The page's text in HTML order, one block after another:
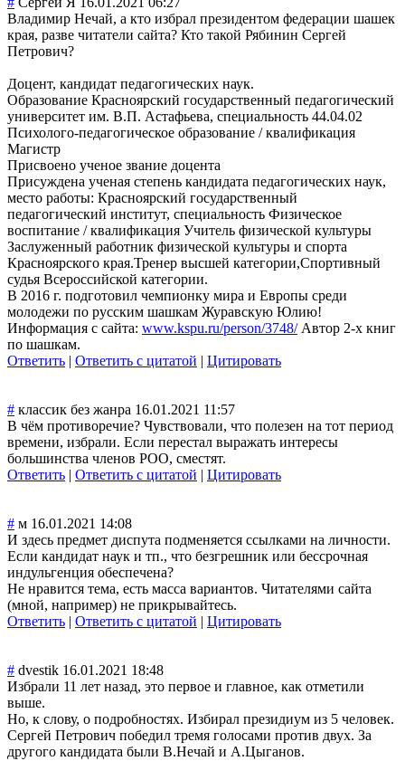
Владимир Нечай, а кто избрал президентом федерации шашек
края, разве читатели сайта? Кто такой Рябинин Сергей
Петрович?
Доцент, кандидат педагогических наук.
Образование Красноярский государственный педагогический
университет им. В.П. Астафьева, специальность 44.04.02
Психолого-педагогическое образование / квалификация
Магистр
Присвоено ученое звание доцента
Присуждена ученая степень кандидата педагогических наук,
место работы: Красноярский государственный
педагогический институт, специальность Физическое
воспитание / квалификация Учитель физической культуры
Заслуженный работник физической культуры и спорта
Красноярского края.Тренер высшей категории,Спортивный
судья Всероссийской категории.
В 2016 г. подготовил чемпионку мира и Европы среди
молодежи по русским шашкам Журавскую Юлию!
Информация с сайта: www.kspu.ru/person/3748/Автор 2-х книг
по шашкам.
Ответить | Ответить с цитатой | Цитировать
# классик без жанра 16.01.2021 11:57
В чём противоречие? Чувствовали, что полезен на тот период
времени, избрали. Если перестал выражать интересы
большинства членов РОО, сместят.
Ответить | Ответить с цитатой | Цитировать
# м 16.01.2021 14:08
И здесь предмет диспута подменяется ссылками на личности.
Если кандидат наук и тп., что безгрешник или бессрочная
индульгенция обеспечена?
Не нравится тема, есть масса вариантов. Читателями сайта
(мной, например) не прикрывайтесь.
Ответить | Ответить с цитатой | Цитировать
# dvestik 16.01.2021 18:48
Избрали 11 лет назад, это первое и главное, как отметили
выше.
Но, к слову, о подробностях. Избирал президиум из 5 человек.
Сергей Петрович победил тремя голосами против двух. За
другого кандидата были В.Нечай и А.Цыганов.